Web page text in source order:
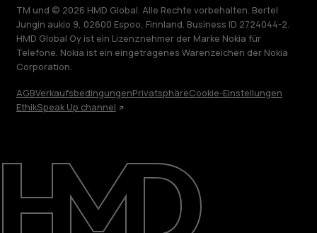
Reparieren, wiederverwenden, recyceln
Nachhaltigkeit
Support
Deutschland
TM und © 2026 HMD Global. Alle Rechte vorbehalten. Bertel
Jungin aukio 9, 02600 Espoo, Finnland. Business ID 2724044-2.
HMD Global Oy ist ein Lizenznehmer der Marke Nokia für
Telefone. Nokia ist ein eingetragenes Warenzeichen der Nokia
Corporation.
AGBVerkaufsbedingungenPrivatsphäreCookie-Einstellungen
EthikSpeak Up channel